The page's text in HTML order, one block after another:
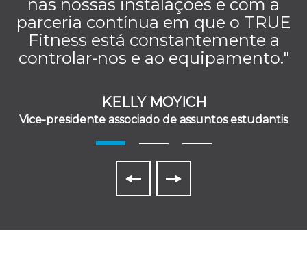
nas nossas instalações e com a
parceria contínua em que o TRUE
Fitness está constantemente a
controlar-nos e ao equipamento."
KELLY MOYICH
Vice-presidente associado de assuntos estudantis